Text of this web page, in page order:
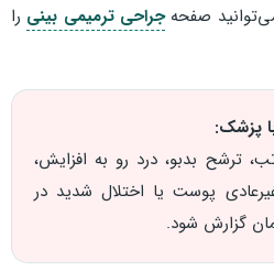
صفحهجراحی ترمیمی بینی را
پزشک:
ترشح بدبو، درد رو به افزایش،
پوست یا اختلال شدید در
گزارش شود.